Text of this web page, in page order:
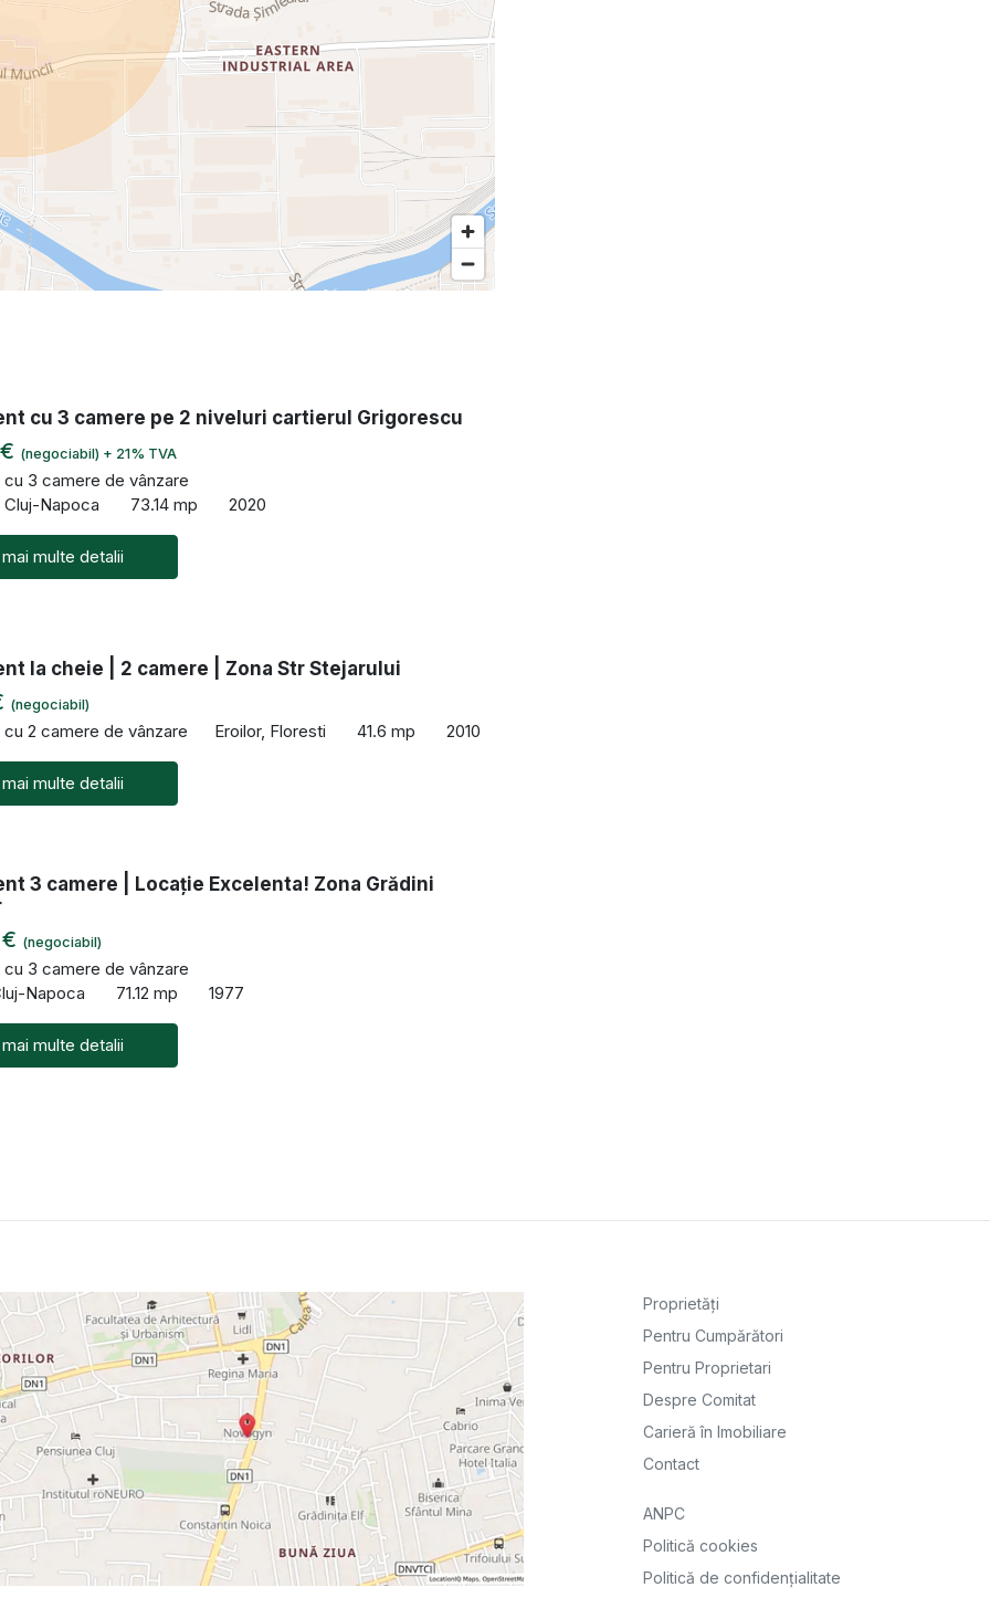
cu 3 camere pe 2 niveluri cartierul Grigorescu
(negociabil) + 21% TVA
3 camere de vânzare
Napoca
73.14 mp 2020
multe detalii
la cheie | 2 camere | Zona Str Stejarului
(negociabil)
2 camere de vânzare Eroilor, Floresti 41.6 mp 2010
multe detalii
3 camere | Locație Excelenta! Zona Grădini
(negociabil)
3 camere de vânzare
Napoca
71.12 mp 1977
multe detalii
Proprietăți
Pentru Cumpărători
Pentru Proprietari
Despre Comitat
Carieră în Imobiliare
Contact
ANPC
Politică cookies
Politică de confidențialitate